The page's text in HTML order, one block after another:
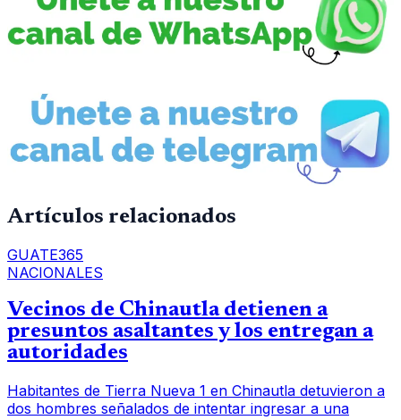
Artículos relacionados
GUATE365
NACIONALES
Vecinos de Chinautla detienen a
presuntos asaltantes y los entregan a
autoridades
Habitantes de Tierra Nueva 1 en Chinautla detuvieron a
dos hombres señalados de intentar ingresar a una